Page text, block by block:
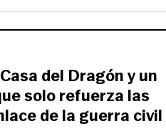
del Dragón y un
solo refuerza las
de la guerra civil